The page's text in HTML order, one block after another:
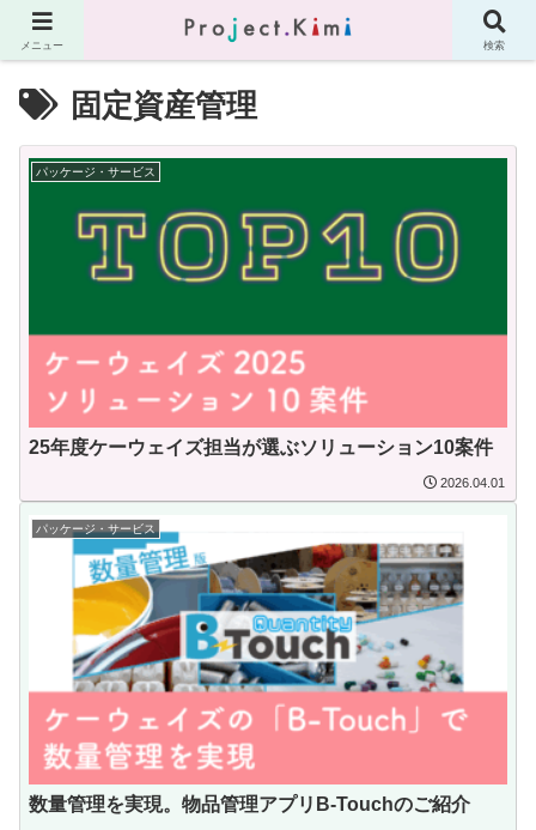
固定資産管理
パッケージ・サービス
25年度ケーウェイズ担当が選ぶソリューション10案件
2026.04.01
パッケージ・サービス
数量管理を実現。物品管理アプリB-Touchのご紹介
メニュー 検索